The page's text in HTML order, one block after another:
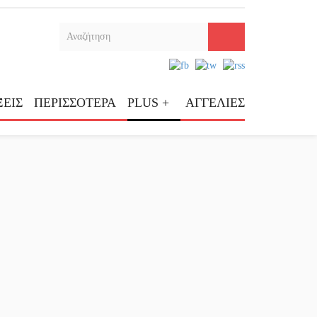
ΠΕΡΙΣΣΟΤΕΡΑ PLUS + ΑΓΓΕΛΙΕΣ